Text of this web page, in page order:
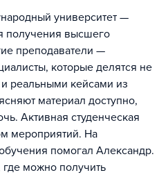
университет —
получения высшего
преподаватели —
которые делятся не
реальными кейсами из
материал доступно,
Активная студенческая
мероприятий. На
помогал Александр.
можно получить